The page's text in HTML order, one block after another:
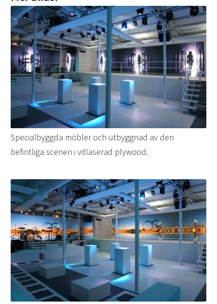
Specialbyggda möbler och utbyggnad av den
befintliga scenen i vitlaserad plywood.